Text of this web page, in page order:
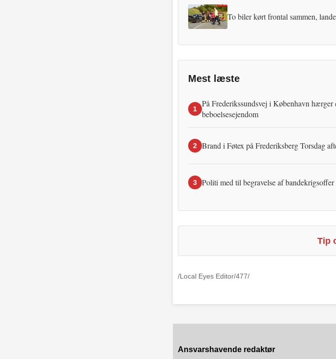
To biler kørt frontal sammen,
Mest læste
1
På Frederikssundsvej i København hærger
beboelsesejendom
2 Brand i Føtex på Frederiksberg Torsdag
3 Politi med til begravelse af bandekrigsoffer
Tip
/Local Eyes Editor/477/
Ansvarshavende redaktør